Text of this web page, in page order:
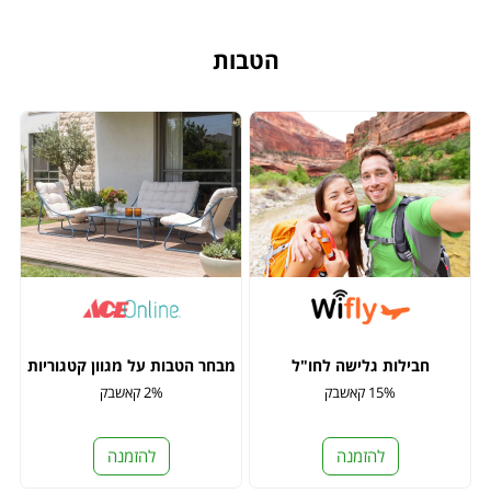
הטבות
חבילות גלישה לחו"ל
15% קאשבק
להזמנה
מבחר הטבות על מגוון קטגוריות
2% קאשבק
להזמנה